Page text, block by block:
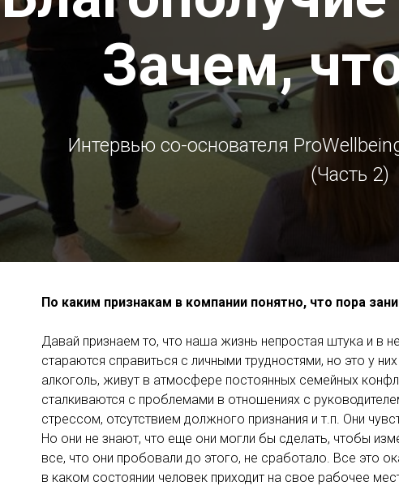
Зачем,
Интервью со-основателя
(Часть 2)
По каким признакам в компании понятно, что пора
Давай признаем то, что наша жизнь непростая штука и в
стараются справиться с личными трудностями, но это у
алкоголь, живут в атмосфере постоянных семейных
сталкиваются с проблемами в отношениях с
стрессом, отсутствием должного признания и т.п. Они
Но они не знают, что еще они могли бы сделать, чтобы
все, что они пробовали до этого, не сработало. Все это
в каком состоянии человек приходит на свое рабочее